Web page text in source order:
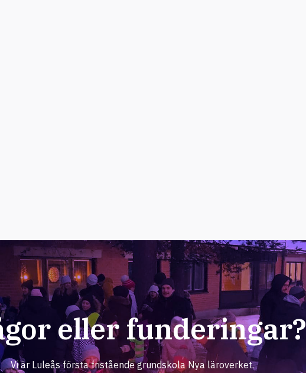
eller funderingar?
Vi är Luleås första fristående grundskola Nya läroverket.